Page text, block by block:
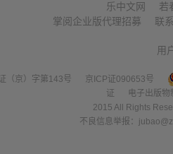
乐中文网
若
掌阅企业版代理招募
联
用
（京）字第143号
京ICP证090653号
证
电子出版
2015 All Rights
不良信息举报：